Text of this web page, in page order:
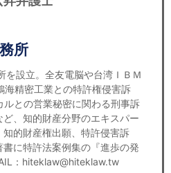
所
を設立。全友電脳や台湾ＩＢＭ
海精密工業との特許権侵害訴
との営業秘密に関わる刑事訴
、知的財産分野のエキスパー
知的財産権出願、特許侵害訴
に特許法案例集の『進歩の発
：hiteklaw@hiteklaw.tw